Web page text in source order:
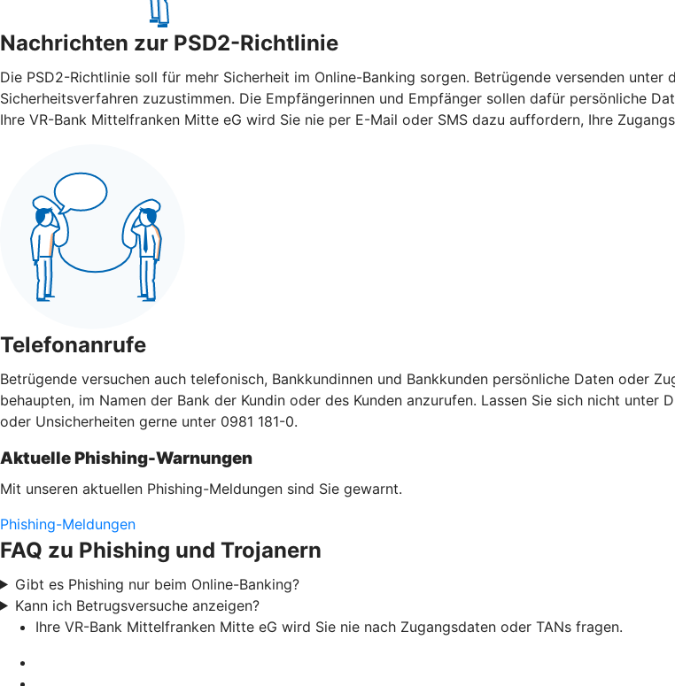
Nachrichten zur PSD2-Richtlinie
Die PSD2-Richtlinie soll für mehr Sicherheit im Online-Banking sorgen. Betrügende versenden
Sicherheitsverfahren zuzustimmen. Die Empfängerinnen und Empfänger sollen dafür persönliche
Ihre VR-Bank Mittelfranken Mitte eG wird Sie nie per E-Mail oder SMS dazu auffordern, Ihre
Telefonanrufe
Betrügende versuchen auch telefonisch, Bankkundinnen und Bankkunden persönliche Daten oder
behaupten, im Namen der Bank der Kundin oder des Kunden anzurufen. Lassen Sie sich nicht
oder Unsicherheiten gerne unter 0981 181-0.
Aktuelle Phishing-Warnungen
Mit unseren aktuellen Phishing-Meldungen sind Sie gewarnt.
Phishing-Meldungen
FAQ zu Phishing und Trojanern
Gibt es Phishing nur beim Online-Banking?
Kann ich Betrugsversuche anzeigen?
Ihre VR-Bank Mittelfranken Mitte eG wird Sie nie nach Zugangsdaten oder TANs fragen.